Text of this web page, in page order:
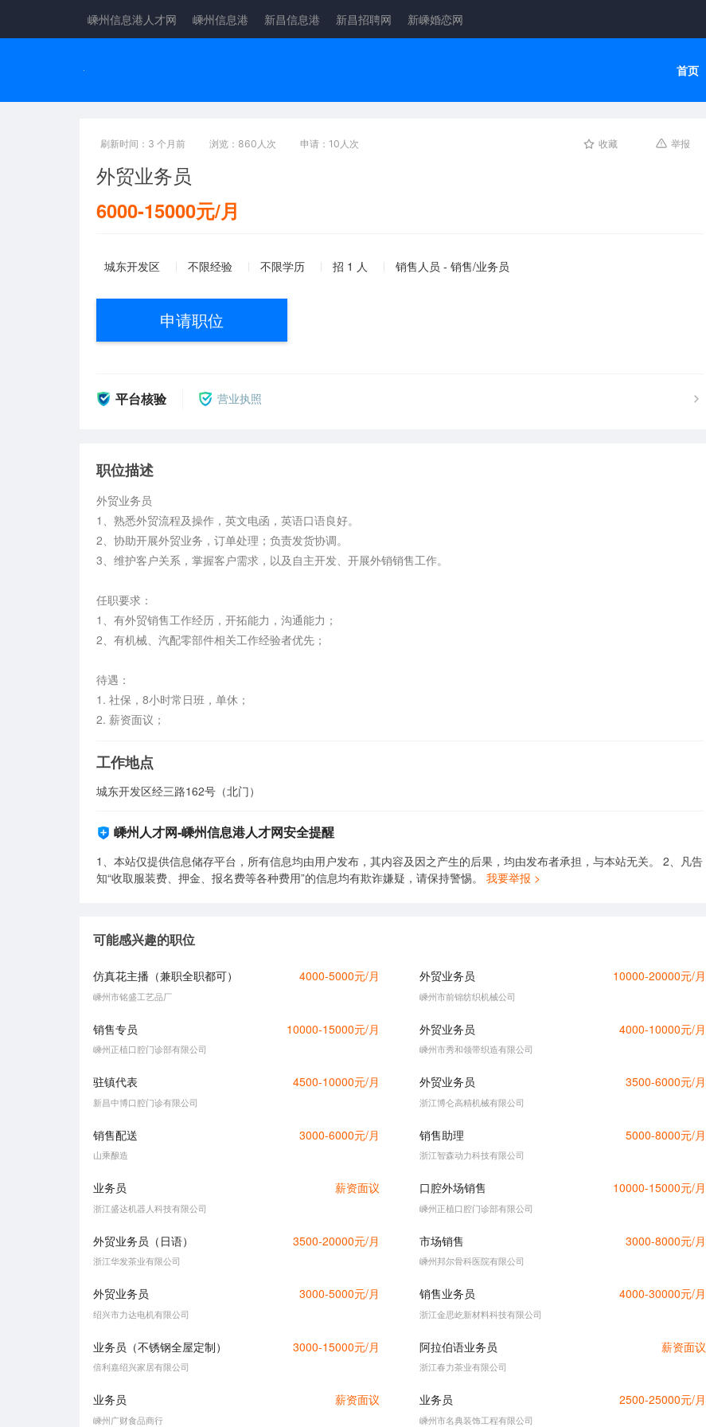
嵊州信息港人才网 嵊州信息港 新昌信息港 新昌招聘网 新嵊婚恋网
首页
刷新时间：3 个月前 浏览：860人次 申请：10人次 收藏 举报
外贸业务员
6000-15000元/月
城东开发区 不限经验 不限学历 招 1 人 销售人员 - 销售/业务员
申请职位
平台核验 营业执照
职位描述
外贸业务员
1、熟悉外贸流程及操作，英文电函，英语口语良好。
2、协助开展外贸业务，订单处理；负责发货协调。
3、维护客户关系，掌握客户需求，以及自主开发、开展外销销售工作。
任职要求：
1、有外贸销售工作经历，开拓能力，沟通能力；
2、有机械、汽配零部件相关工作经验者优先；
待遇：
1. 社保，8小时常日班，单休；
2. 薪资面议；
工作地点
城东开发区经三路162号（北门）
嵊州人才网-嵊州信息港人才网安全提醒
1、本站仅提供信息储存平台，所有信息均由用户发布，其内容及因之产生的后果，均由发布者承担，与本站无关。 2、凡告
知“收取服装费、押金、报名费等各种费用”的信息均有欺诈嫌疑，请保持警惕。 我要举报 >
可能感兴趣的职位
仿真花主播（兼职全职都可） 4000-5000元/月
嵊州市铭盛工艺品厂
外贸业务员 10000-20000元/月
嵊州市前锦纺织机械公司
销售专员 10000-15000元/月
嵊州正植口腔门诊部有限公司
外贸业务员 4000-10000元/月
嵊州市秀和领带织造有限公司
驻镇代表 4500-10000元/月
新昌中博口腔门诊有限公司
外贸业务员 3500-6000元/月
浙江博仑高精机械有限公司
销售配送 3000-6000元/月
山乘酿造
销售助理 5000-8000元/月
浙江智森动力科技有限公司
业务员 薪资面议
浙江盛达机器人科技有限公司
口腔外场销售 10000-15000元/月
嵊州正植口腔门诊部有限公司
外贸业务员（日语） 3500-20000元/月
浙江华发茶业有限公司
市场销售 3000-8000元/月
嵊州邦尔骨科医院有限公司
外贸业务员 3000-5000元/月
绍兴市力达电机有限公司
销售业务员 4000-30000元/月
浙江金思屹新材料科技有限公司
业务员（不锈钢全屋定制） 3000-15000元/月
倍利嘉绍兴家居有限公司
阿拉伯语业务员 薪资面议
浙江春力茶业有限公司
业务员 薪资面议
嵊州广财食品商行
业务员 2500-25000元/月
嵊州市名典装饰工程有限公司